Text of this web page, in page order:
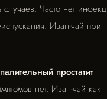
Часто нет
Иван-чай при
простатит
нет. Иван-чай как